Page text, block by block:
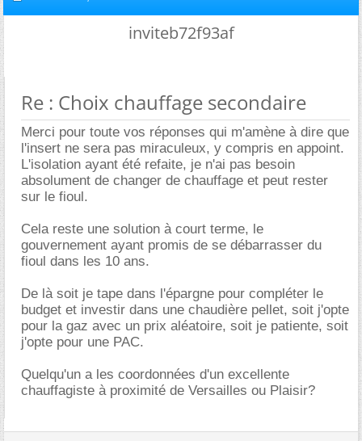
inviteb72f93af
Re : Choix chauffage secondaire
Merci pour toute vos réponses qui m'amène à dire que
l'insert ne sera pas miraculeux, y compris en appoint.
L'isolation ayant été refaite, je n'ai pas besoin
absolument de changer de chauffage et peut rester
sur le fioul.
Cela reste une solution à court terme, le
gouvernement ayant promis de se débarrasser du
fioul dans les 10 ans.
De là soit je tape dans l'épargne pour compléter le
budget et investir dans une chaudière pellet, soit j'opte
pour la gaz avec un prix aléatoire, soit je patiente, soit
j'opte pour une PAC.
Quelqu'un a les coordonnées d'un excellente
chauffagiste à proximité de Versailles ou Plaisir?